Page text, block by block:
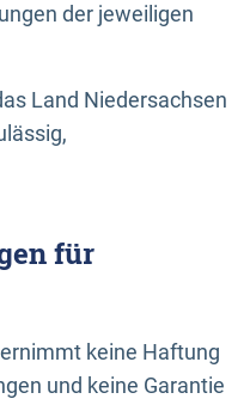
der jeweiligen
Land Niedersachsen
für
keine Haftung
und keine Garantie